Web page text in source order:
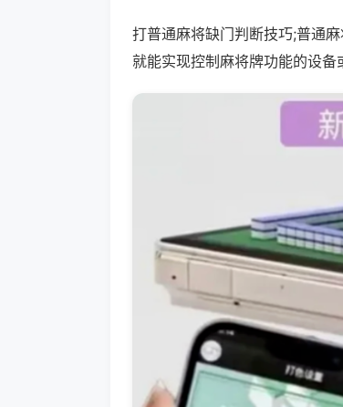
打普通麻将缺门判断技巧;普通
就能实现控制麻将牌功能的设备